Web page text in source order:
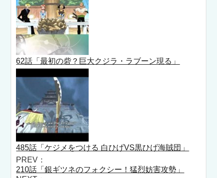
62話「最初の砦？巨大クジラ・ラブーン現る」
485話「ケジメをつける 白ひげVS黒ひげ海賊団」
PREV：
210話「銀ギツネのフォクシー！猛烈妨害攻勢」